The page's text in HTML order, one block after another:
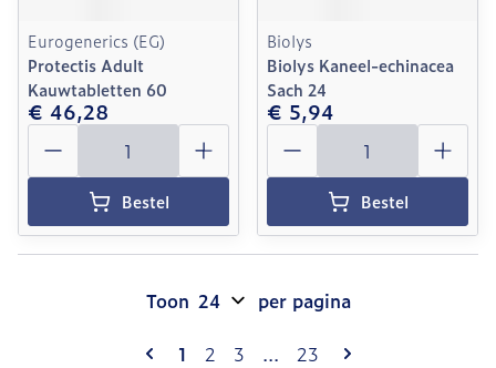
Eurogenerics (EG)
Protectis Adult
Kauwtabletten 60
€ 46,28
Aantal
Bestel
Biolys
Biolys Kaneel-echinacea
Sach 24
€ 5,94
Aantal
Bestel
Pagina's
U lees momenteel pagina
1 Pagina
2 Pagina
3 ... Pagina
23
Toon per pagina